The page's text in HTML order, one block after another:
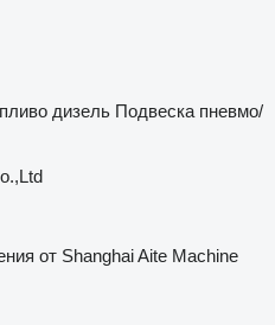
дизель Подвеска пневмо/
от Shanghai Aite Machine